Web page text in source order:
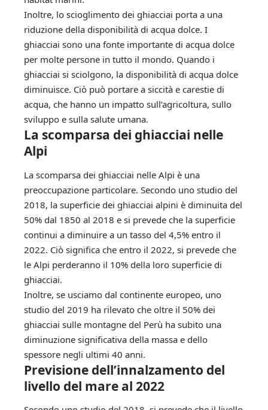
Inoltre, lo scioglimento dei ghiacciai porta a una
riduzione della disponibilità di acqua dolce. I
ghiacciai sono una fonte importante di acqua dolce
per molte persone in tutto il mondo. Quando i
ghiacciai si sciolgono, la disponibilità di acqua dolce
diminuisce. Ciò può portare a siccità e carestie di
acqua, che hanno un impatto sull’agricoltura, sullo
sviluppo e sulla salute umana.
La scomparsa dei ghiacciai nelle
Alpi
La scomparsa dei ghiacciai nelle Alpi è una
preoccupazione particolare. Secondo uno studio del
2018, la superficie dei ghiacciai alpini è diminuita del
50% dal 1850 al 2018 e si prevede che la superficie
continui a diminuire a un tasso del 4,5% entro il
2022. Ciò significa che entro il 2022, si prevede che
le Alpi perderanno il 10% della loro superficie di
ghiacciai.
Inoltre, se usciamo dal continente europeo, uno
studio del 2019 ha rilevato che oltre il 50% dei
ghiacciai sulle montagne del Perù ha subito una
diminuzione significativa della massa e dello
spessore negli ultimi 40 anni.
Previsione dell’innalzamento del
livello del mare al 2022